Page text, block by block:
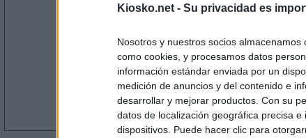
Kiosko.net - Su privacidad es
Nosotros y nuestros socios
como cookies, y procesamos datos
información estándar enviada por un
medición de anuncios y del contenido e
desarrollar y mejorar productos. Con su
datos de localización geográfica precisa
dispositivos. Puede hacer clic para